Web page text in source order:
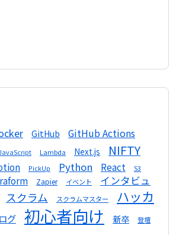
GitHub GitHub Actions
Lambda Next.js
NIFTY
PickUp Python React S3
Zapier イベント
インタビュ
スクラム スクラムマスター
ハッカ
グ 初心者向け 新卒 登壇